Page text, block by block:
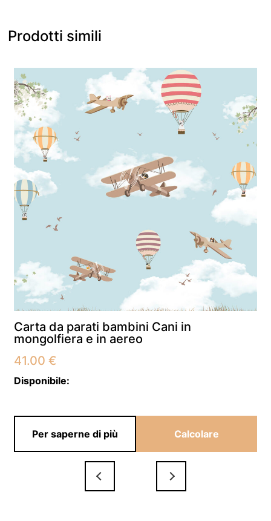
Prodotti simili
Carta da parati bambini Cani in
mongolfiera e in aereo
41.00€
Disponibile:
Per saperne di più Calcolare